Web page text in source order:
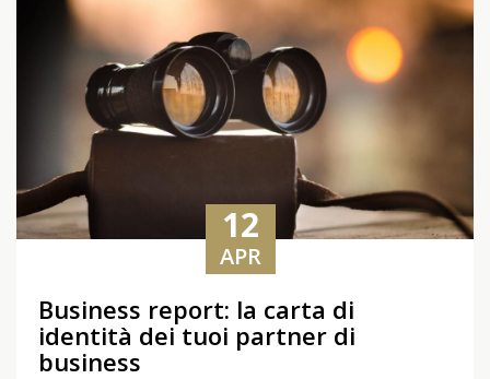
12
APR
Business report: la carta di
identità dei tuoi partner di
business